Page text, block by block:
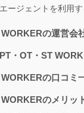
ージェントを利用す
の運営会
・OT・ST
の口コミ
のメリッ